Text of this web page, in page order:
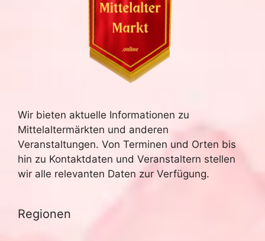
Wir bieten aktuelle Informationen zu
Mittelaltermärkten und anderen
Veranstaltungen. Von Terminen und Orten bis
hin zu Kontaktdaten und Veranstaltern stellen
wir alle relevanten Daten zur Verfügung.
Regionen